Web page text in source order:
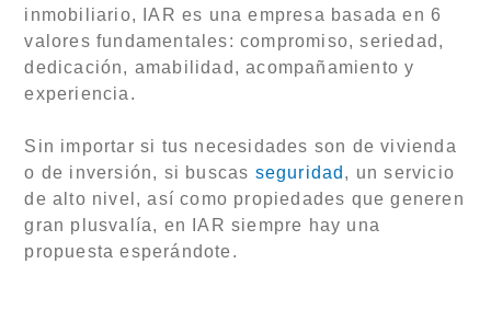
inmobiliario, IAR es una empresa basada en 6
valores fundamentales: compromiso, seriedad,
dedicación, amabilidad, acompañamiento y
experiencia.
Sin importar si tus necesidades son de vivienda
o de inversión, si buscas seguridad , un servicio
de alto nivel, así como propiedades que generen
gran plusvalía, en IAR siempre hay una
propuesta esperándote.